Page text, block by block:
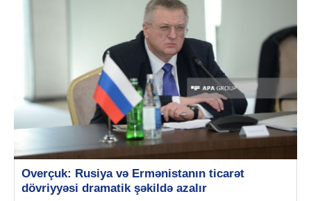
Overçuk: Rusiya və Ermənistanın ticarət
dövriyyəsi dramatik şəkildə azalır